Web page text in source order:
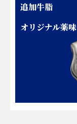
追加牛脂
オリジナル薬味